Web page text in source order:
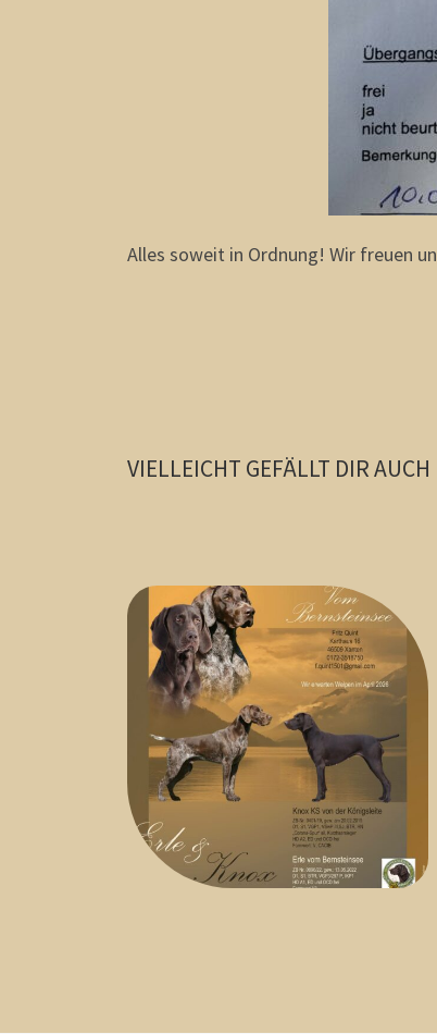
Alles soweit in Ordnung! Wir freuen
VIELLEICHT GEFÄLLT DIR AUCH